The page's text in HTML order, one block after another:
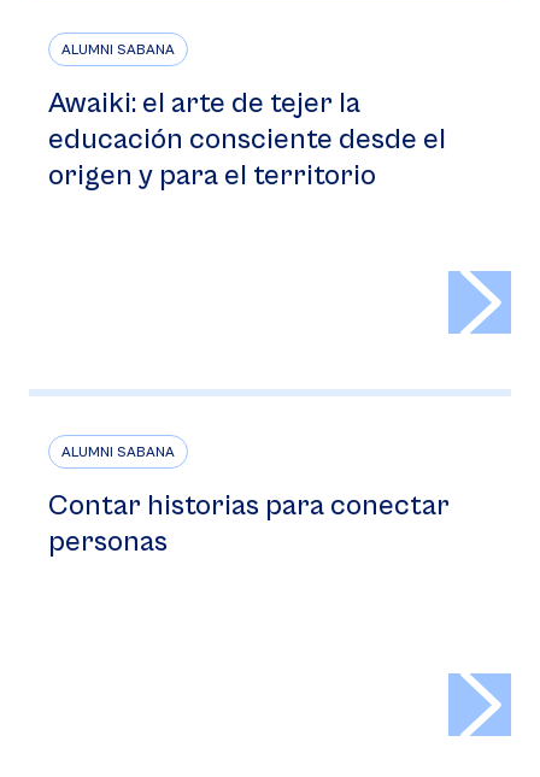
ALUMNI SABANA
Awaiki: el arte de tejer la
educación consciente desde el
origen y para el territorio
ALUMNI SABANA
Contar historias para conectar
personas